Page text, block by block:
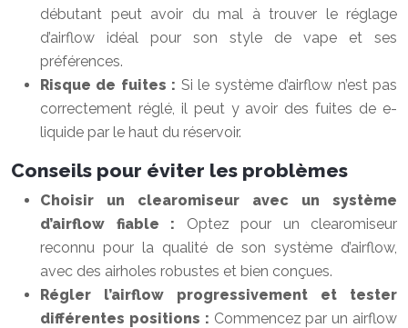
débutant peut avoir du mal à trouver le réglage
d’airflow idéal pour son style de vape et ses
préférences.
Risque de fuites : Si le système d’airflow n’est pas
correctement réglé, il peut y avoir des fuites de e-
liquide par le haut du réservoir.
Conseils pour éviter les problèmes
Choisir un clearomiseur avec un système
d’airflow fiable : Optez pour un clearomiseur
reconnu pour la qualité de son système d’airflow,
avec des airholes robustes et bien conçues.
Régler l’airflow progressivement et tester
différentes positions : Commencez par un airflow